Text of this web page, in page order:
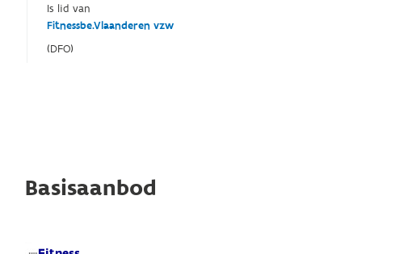
Is lid van
Fitnessbe.Vlaanderen vzw
(DFO)
Basisaanbod